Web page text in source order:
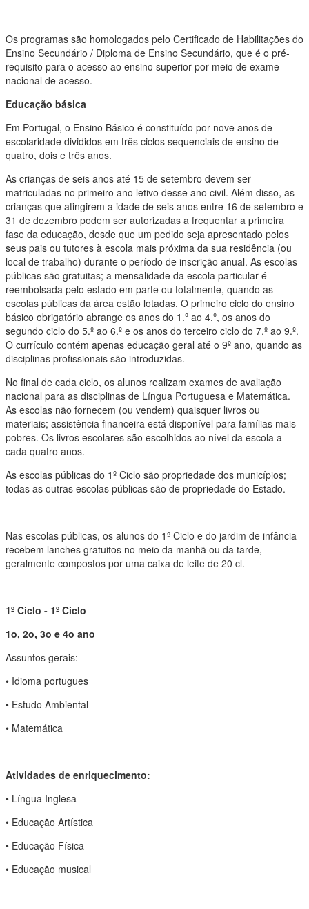
Os programas são homologados pelo Certificado de Habilitações do
Ensino Secundário / Diploma de Ensino Secundário, que é o pré-
requisito para o acesso ao ensino superior por meio de exame
nacional de acesso.
Educação básica
Em Portugal, o Ensino Básico é constituído por nove anos de
escolaridade divididos em três ciclos sequenciais de ensino de
quatro, dois e três anos.
As crianças de seis anos até 15 de setembro devem ser
matriculadas no primeiro ano letivo desse ano civil. Além disso, as
crianças que atingirem a idade de seis anos entre 16 de setembro e
31 de dezembro podem ser autorizadas a frequentar a primeira
fase da educação, desde que um pedido seja apresentado pelos
seus pais ou tutores à escola mais próxima da sua residência (ou
local de trabalho) durante o período de inscrição anual. As escolas
públicas são gratuitas; a mensalidade da escola particular é
reembolsada pelo estado em parte ou totalmente, quando as
escolas públicas da área estão lotadas. O primeiro ciclo do ensino
básico obrigatório abrange os anos do 1.º ao 4.º, os anos do
segundo ciclo do 5.º ao 6.º e os anos do terceiro ciclo do 7.º ao 9.º.
O currículo contém apenas educação geral até o 9º ano, quando as
disciplinas profissionais são introduzidas.
No final de cada ciclo, os alunos realizam exames de avaliação
nacional para as disciplinas de Língua Portuguesa e Matemática.
As escolas não fornecem (ou vendem) quaisquer livros ou
materiais; assistência financeira está disponível para famílias mais
pobres. Os livros escolares são escolhidos ao nível da escola a
cada quatro anos.
As escolas públicas do 1º Ciclo são propriedade dos municípios;
todas as outras escolas públicas são de propriedade do Estado.
Nas escolas públicas, os alunos do 1º Ciclo e do jardim de infância
recebem lanches gratuitos no meio da manhã ou da tarde,
geralmente compostos por uma caixa de leite de 20 cl.
1º Ciclo - 1º Ciclo
1o, 2o, 3o e 4o ano
Assuntos gerais:
• Idioma portugues
• Estudo Ambiental
• Matemática
Atividades de enriquecimento:
• Língua Inglesa
• Educação Artística
• Educação Física
• Educação musical